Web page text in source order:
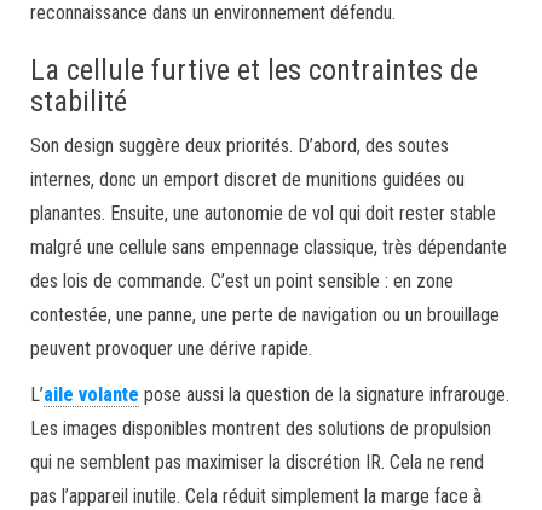
reconnaissance dans un environnement défendu.
La cellule furtive et les contraintes de
stabilité
Son design suggère deux priorités. D’abord, des soutes
internes, donc un emport discret de munitions guidées ou
planantes. Ensuite, une autonomie de vol qui doit rester stable
malgré une cellule sans empennage classique, très dépendante
des lois de commande. C’est un point sensible : en zone
contestée, une panne, une perte de navigation ou un brouillage
peuvent provoquer une dérive rapide.
L’aile volante pose aussi la question de la signature infrarouge.
Les images disponibles montrent des solutions de propulsion
qui ne semblent pas maximiser la discrétion IR. Cela ne rend
pas l’appareil inutile. Cela réduit simplement la marge face à